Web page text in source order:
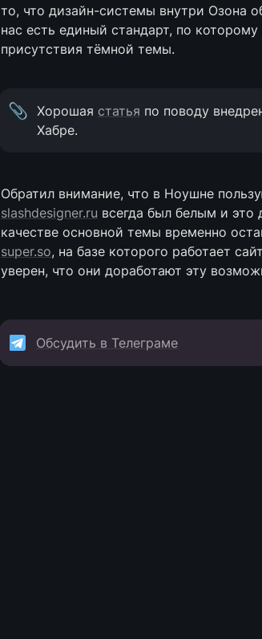
то, что дизайн-системы внутри Озона
нас есть единый стандарт, по
присутствия тёмной темы.
📎 Хорошая статья по поводу
Хабре.
slashdesigner.ru всегда был белым и это
super.so, на базе которого работает
уверен, что они доработают эту
Обсудить в Телеграме